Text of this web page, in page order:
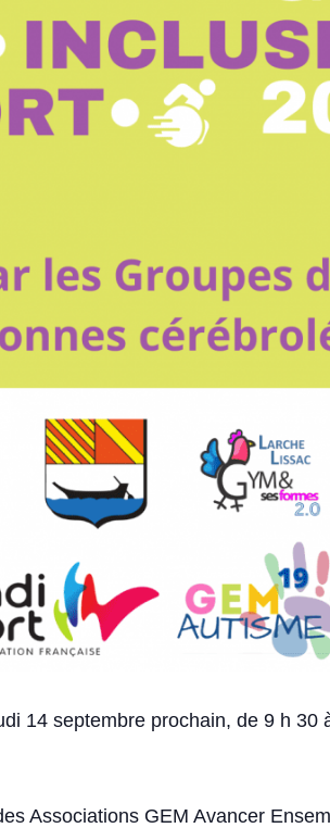
14 septembre prochain, de 9 h 30
Associations GEM Avancer